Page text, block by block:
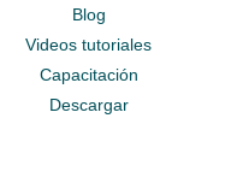
Blog
Videos tutoriales
Capacitación
Descargar